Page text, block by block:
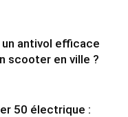
antivol efficace
scooter en ville ?
50 électrique :